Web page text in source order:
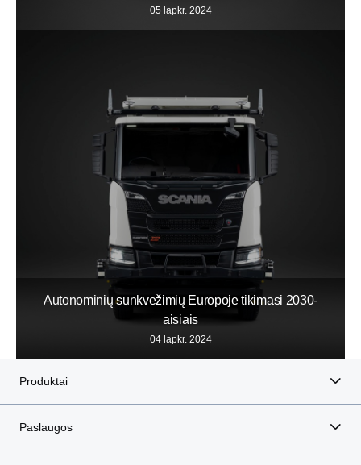
05 lapkr. 2024
Autonominių sunkvežimių Europoje tikimasi 2030-
aisiais
04 lapkr. 2024
Produktai
Paslaugos